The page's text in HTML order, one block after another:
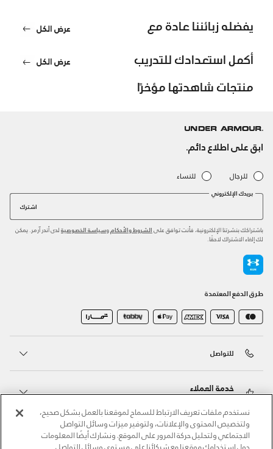
يفضله زبائننا عادة مع عرض الكل
أكمل استعدادك للتدريب عرض الكل
منتجات شاهدتها مؤخرًا
ابق على اطلاع دائم.
للرجال للنساء
بريدك الإلكتروني
اشترك
باشتراكك بنشرتنا الإلكترونية، فأنت توافق على الشروط والأحكام وسياسة الخصوصية لدى أندر آرمر. يمكن
لك إلغاء الاشتراك لاحقًا.
طرق الدفع المعتمدة
للتواصل
خدمة العملاء
حول أندر آرمر
نستخدم ملفات تعريف الارتباط للسماح لموقعنا بالعمل بشكل صحيح،
ولتخصيص المحتوى والإعلانات، ولتوفير ميزات وسائل التواصل
الاجتماعي ولتحليل حركة المرور على الموقع. ونشارك أيضًا المعلومات
حول استخدامك موقعنا مع شركائنا على مستوى وسائل التواصل